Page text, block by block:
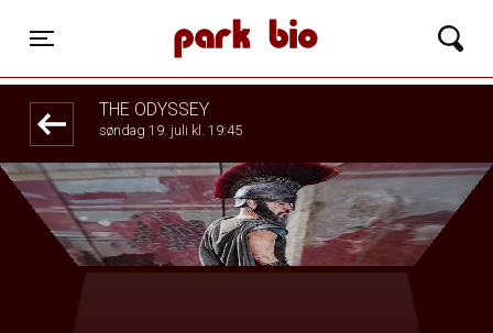
Toggle navigation
Park Bio
THE ODYSSEY
søndag 19. juli kl. 19:45
front03-cc 031819